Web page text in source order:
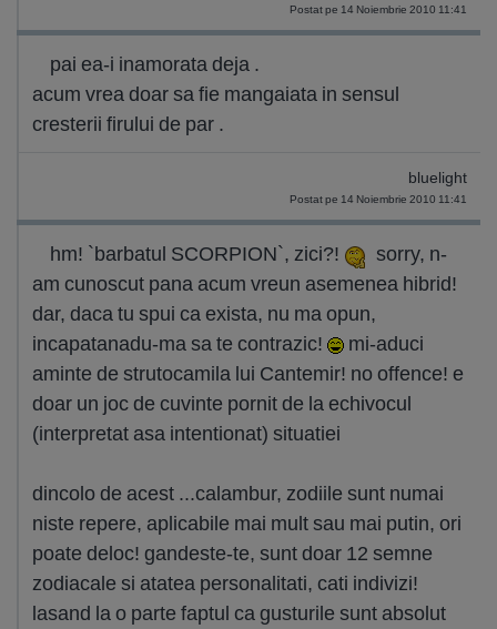
Postat pe 14 Noiembrie 2010 11:41
pai ea-i inamorata deja .
acum vrea doar sa fie mangaiata in sensul
cresterii firului de par .
bluelight
Postat pe 14 Noiembrie 2010 11:41
hm! `barbatul SCORPION`, zici?!
sorry, n-
am cunoscut pana acum vreun asemenea hibrid!
dar, daca tu spui ca exista, nu ma opun,
incapatanadu-ma sa te contrazic!
mi-aduci
aminte de strutocamila lui Cantemir! no offence! e
doar un joc de cuvinte pornit de la echivocul
(interpretat asa intentionat) situatiei
dincolo de acest ...calambur, zodiile sunt numai
niste repere, aplicabile mai mult sau mai putin, ori
poate deloc! gandeste-te, sunt doar 12 semne
zodiacale si atatea personalitati, cati indivizi!
lasand la o parte faptul ca gusturile sunt absolut